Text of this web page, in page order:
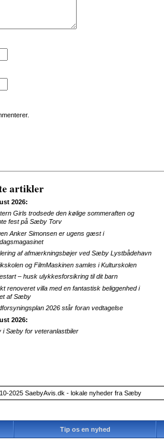
artikler
2026:
Girls trodsede den kølige sommeraften og
fest på Sæby Torv
Anker Simonsen er ugens gæst i
af afmærkningsbøjer ved Sæby Lystbådehavn
og FilmMaskinen samles i Kulturskolen
– husk ulykkesforsikring til dit barn
renoveret villa med en fantastisk beliggenhed i
af Sæby
2026 står foran vedtagelse
2026:
i Sæby for veteranlastbiler
2025 SaebyAvis.dk - lokale nyheder fra Sæby
Tip os en nyhed